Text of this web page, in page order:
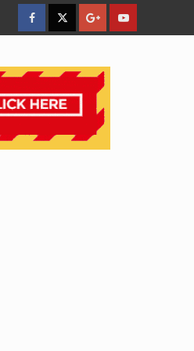
facebookTwitterGoogleYouTube